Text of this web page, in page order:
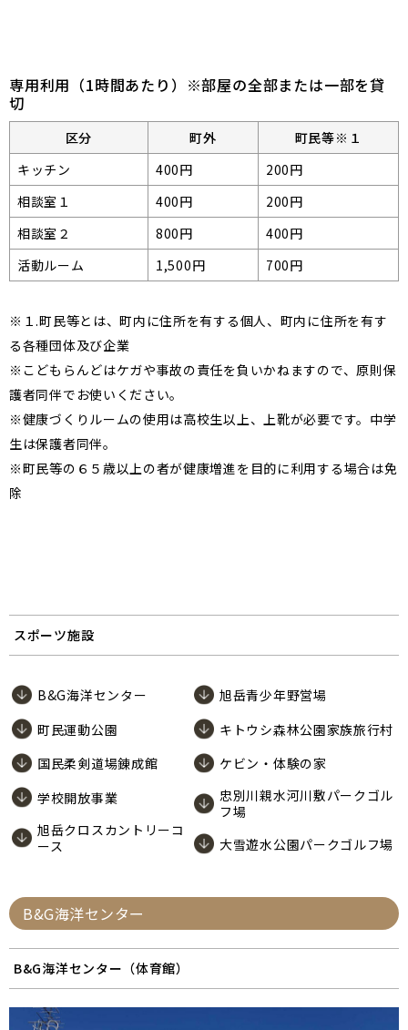
専用利用（1時間あたり）※部屋の全部または一部を貸
切
区分 町外
町民等※１
キッチン
400円
200円
相談室１
400円
200円
相談室２
800円
400円
活動ルーム
1,500円 700円
※１.町民等とは、町内に住所を有する個人、町内に住所を有す
る各種団体及び企業
※こどもらんどはケガや事故の責任を負いかねますので、原則保
護者同伴でお使いください。
※健康づくりルームの使用は高校生以上、上靴が必要です。中学
生は保護者同伴。
※町民等の６５歳以上の者が健康増進を目的に利用する場合は免
除
スポーツ施設
B&G海洋センター
町民運動公園
国民柔剣道場錬成館
学校開放事業
旭岳クロスカントリーコ
ース
旭岳青少年野営場
キトウシ森林公園家族旅行村
ケビン・体験の家
忠別川親水河川敷パークゴル
フ場
大雪遊水公園パークゴルフ場
B&G海洋センター
B&G海洋センター（体育館）